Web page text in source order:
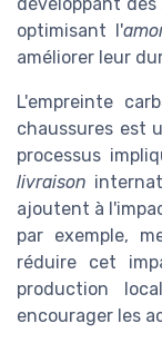
optimisant l'
améliorer leur
L'empreinte
chaussures est
processus
livraison
ajoutent à
par exemple,
réduire cet
production
encourager les